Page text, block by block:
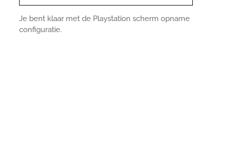
Je bent klaar met de Playstation scherm opname
configuratie.